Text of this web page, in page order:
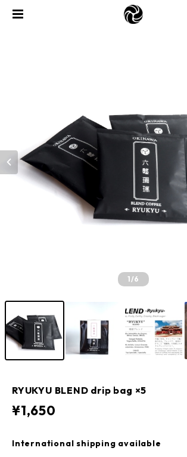
1/6
RYUKYU BLEND drip bag ×5
¥1,650
International shipping available